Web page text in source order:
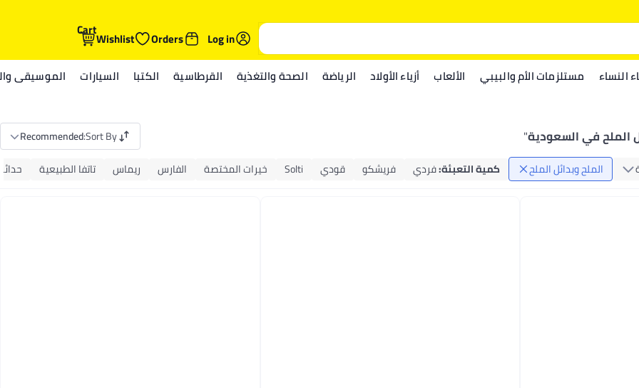
Log in
Orders
Wishlist
Cart
النساء مستلزمات الأم والبيبي الألعاب أزياء الأولاد الرياضة الصحة والتغذية القرطاسية الكتبا السيارات الموسيقى
الملح في السعودية"
Sort By
:
Recommended
الملح وبدائل الملح كمية التعبئة:فردي فريشكو قودي Solti خيرات المختصة الفارس ريماس تاتفا الطبيعية